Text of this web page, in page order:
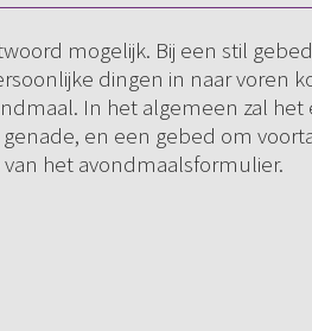
mogelijk. Bij een stil
dingen in naar voren
In het algemeen zal het
en een gebed om
het avondmaalsformulier.